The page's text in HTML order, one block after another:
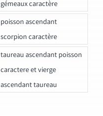
gémeaux caractère
poisson ascendant
scorpion caractère
taureau ascendant poisson
caractere et vierge
ascendant taureau